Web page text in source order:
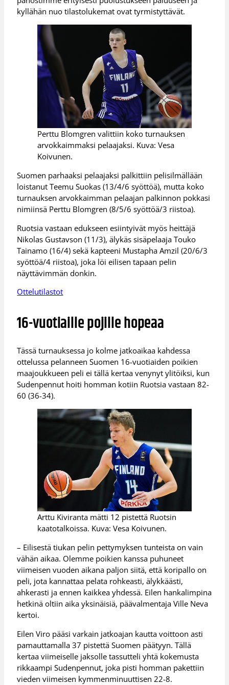
kyllähän nuo tilastolukemat ovat tyrmistyttävät.
Perttu Blomgren valittiin koko turnauksen
arvokkaimmaksi pelaajaksi. Kuva: Vesa
Koivunen.
Suomen parhaaksi pelaajaksi palkittiin pelisilmällään
loistanut Teemu Suokas (13/4/6 syöttöä), mutta koko
turnauksen arvokkaimman pelaajan palkinnon pokkasi
nimiinsä Perttu Blomgren (8/5/6 syöttöä/3 riistoa).
Ruotsia vastaan edukseen esiintyivät myös heittäjä
Nikolas Gustavson (11/3), älykäs sisäpelaaja Touko
Tainamo (16/4) sekä kapteeni Mustapha Amzil (20/6/3
syöttöä/4 riistoa), joka löi eilisen tapaan pelin
näyttävimmän donkin.
Ottelutilastot
16-vuotiaille pojille hopeaa
Tässä turnauksessa jo kolme jatkoaikaa kahdessa
ottelussa pelanneen Suomen 16-vuotiaiden poikien
maajoukkueen peli ei tällä kertaa venynyt ylitöiksi, kun
Sudenpennut hoiti homman kotiin Ruotsia vastaan 82-
60 (36-34).
Arttu Kiviranta mätti 12 pistettä Ruotsin
kaatotalkoissa. Kuva: Vesa Koivunen.
– Eilisestä tiukan pelin pettymyksen tunteista on vain
vähän aikaa. Olemme poikien kanssa puhuneet
viimeisen vuoden aikana paljon siitä, että koripallo on
peli, jota kannattaa pelata rohkeasti, älykkäästi,
ahkerasti ja ennen kaikkea yhdessä. Eilen hankalimpina
hetkinä oltiin aika yksinäisiä, päävalmentaja Ville Neva
kertoi.
Eilen Viro pääsi varkain jatkoajan kautta voittoon asti
pamauttamalla 37 pistettä Suomen päätyyn. Tällä
kertaa viimeiselle jaksolle tassutteli yhtä kokemusta
rikkaampi Sudenpennut, joka pisti homman pakettiin
vieden viimeisen kymmenminuuttisen 22-8.